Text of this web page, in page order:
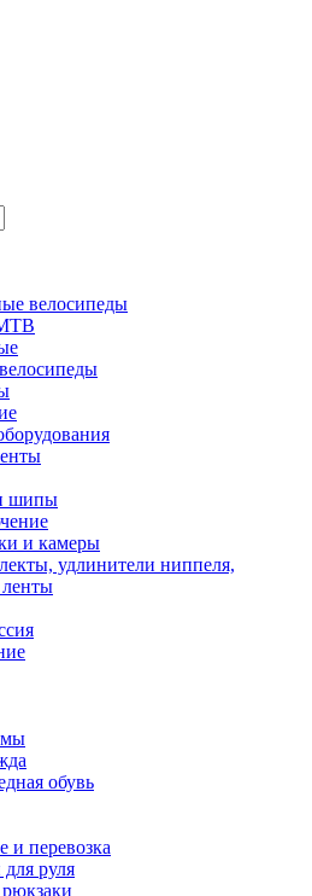
велосипеды
шипы
и камеры
удлинители ниппеля,
обувь
и перевозка
руля